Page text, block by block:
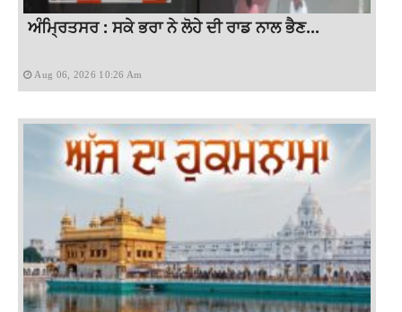
ਅੰਮ੍ਰਿਤਸਰ : ਸਕੇ ਭਰਾ ਨੇ ਲੋਹੇ ਦੀ ਰਾਡ ਨਾਲ ਭੈਣ...
Aug 06, 2026 10:26 Am